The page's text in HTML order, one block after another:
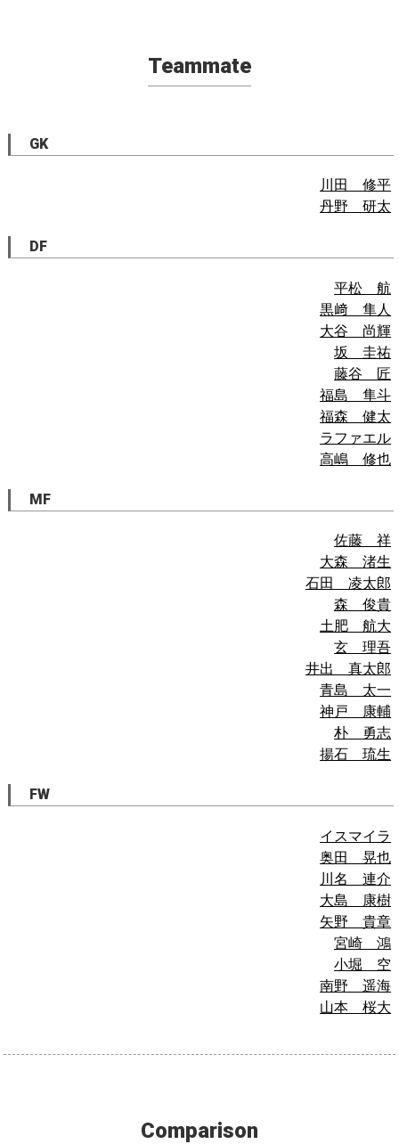
Teammate
GK
川田 修平
丹野 研太
DF
平松 航
黒﨑 隼人
大谷 尚輝
坂 圭祐
藤谷 匠
福島 隼斗
福森 健太
ラファエル
高嶋 修也
MF
佐藤 祥
大森 渚生
石田 凌太郎
森 俊貴
土肥 航大
玄 理吾
井出 真太郎
青島 太一
神戸 康輔
朴 勇志
揚石 琉生
FW
イスマイラ
奥田 晃也
川名 連介
大島 康樹
矢野 貴章
宮崎 鴻
小堀 空
南野 遥海
山本 桜大
Comparison